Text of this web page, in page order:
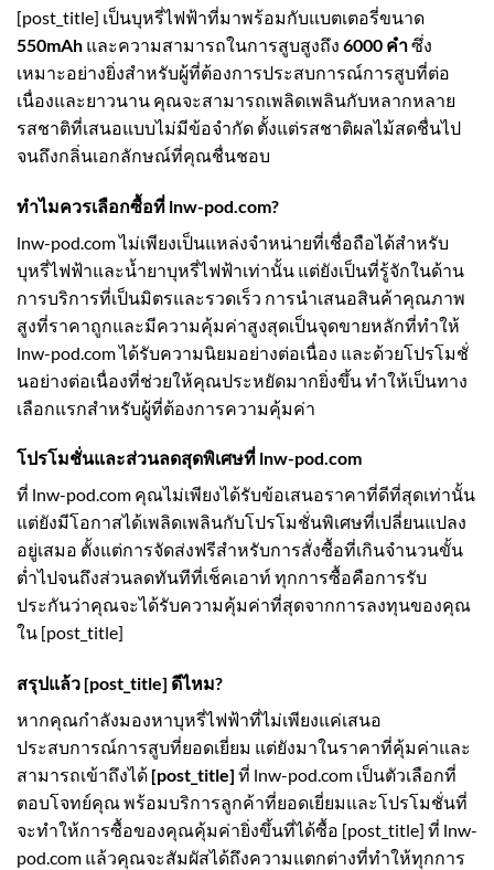
[post_title] เป็นบุหรี่ไฟฟ้าที่มาพร้อมกับแบตเตอรี่ขนาด
550mAh และความสามารถในการสูบสูงถึง 6000 คำซึ่ง
เหมาะอย่างยิ่งสำหรับผู้ที่ต้องการประสบการณ์การสูบที่ต่อ
เนื่องและยาวนาน คุณจะสามารถเพลิดเพลินกับหลากหลาย
รสชาติที่เสนอแบบไม่มีข้อจำกัด ตั้งแต่รสชาติผลไม้สดชื่นไป
จนถึงกลิ่นเอกลักษณ์ที่คุณชื่นชอบ
ทำไมควรเลือกซื้อที่ lnw-pod.com?
lnw-pod.com ไม่เพียงเป็นแหล่งจำหน่ายที่เชื่อถือได้สำหรับ
บุหรี่ไฟฟ้าและน้ำยาบุหรี่ไฟฟ้าเท่านั้น แต่ยังเป็นที่รู้จักในด้าน
การบริการที่เป็นมิตรและรวดเร็ว การนำเสนอสินค้าคุณภาพ
สูงที่ราคาถูกและมีความคุ้มค่าสูงสุดเป็นจุดขายหลักที่ทำให้
lnw-pod.com ได้รับความนิยมอย่างต่อเนื่อง และด้วยโปรโมชั่
นอย่างต่อเนื่องที่ช่วยให้คุณประหยัดมากยิ่งขึ้น ทำให้เป็นทาง
เลือกแรกสำหรับผู้ที่ต้องการความคุ้มค่า
โปรโมชั่นและส่วนลดสุดพิเศษที่ lnw-pod.com
ที่ lnw-pod.com คุณไม่เพียงได้รับข้อเสนอราคาที่ดีที่สุดเท่านั้น
แต่ยังมีโอกาสได้เพลิดเพลินกับโปรโมชั่นพิเศษที่เปลี่ยนแปลง
อยู่เสมอ ตั้งแต่การจัดส่งฟรีสำหรับการสั่งซื้อที่เกินจำนวนขั้น
ต่ำไปจนถึงส่วนลดทันทีที่เช็คเอาท์ ทุกการซื้อคือการรับ
ประกันว่าคุณจะได้รับความคุ้มค่าที่สุดจากการลงทุนของคุณ
ใน [post_title]
สรุปแล้ว [post_title] ดีไหม?
หากคุณกำลังมองหาบุหรี่ไฟฟ้าที่ไม่เพียงแค่เสนอ
ประสบการณ์การสูบที่ยอดเยี่ยม แต่ยังมาในราคาที่คุ้มค่าและ
สามารถเข้าถึงได้ [post_title] ที่ lnw-pod.com เป็นตัวเลือกที่
ตอบโจทย์คุณ พร้อมบริการลูกค้าที่ยอดเยี่ยมและโปรโมชั่นที่
จะทำให้การซื้อของคุณคุ้มค่ายิ่งขึ้นที่ได้ซื้อ [post_title] ที่ lnw-
pod.com แล้วคุณจะสัมผัสได้ถึงความแตกต่างที่ทำให้ทุกการ